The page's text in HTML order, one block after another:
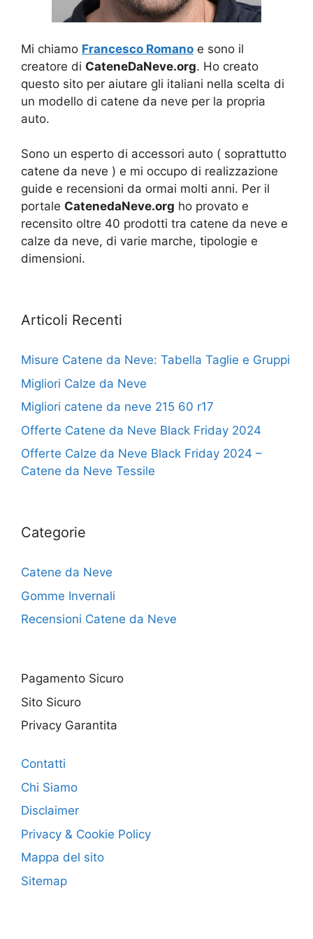
Mi chiamo Francesco Romano e sono il
creatore di CateneDaNeve.org. Ho creato
questo sito per aiutare gli italiani nella scelta di
un modello di catene da neve per la propria
auto.
Sono un esperto di accessori auto ( soprattutto
catene da neve ) e mi occupo di realizzazione
guide e recensioni da ormai molti anni. Per il
portale CatenedaNeve.org ho provato e
recensito oltre 40 prodotti tra catene da neve e
calze da neve, di varie marche, tipologie e
dimensioni.
Articoli Recenti
Misure Catene da Neve: Tabella Taglie e Gruppi
Migliori Calze da Neve
Migliori catene da neve 215 60 r17
Offerte Catene da Neve Black Friday 2024
Offerte Calze da Neve Black Friday 2024 –
Catene da Neve Tessile
Categorie
Catene da Neve
Gomme Invernali
Recensioni Catene da Neve
Pagamento Sicuro
Sito Sicuro
Privacy Garantita
Contatti
Chi Siamo
Disclaimer
Privacy & Cookie Policy
Mappa del sito
Sitemap